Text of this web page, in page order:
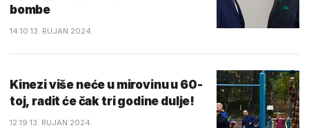
bombe
14:10 13. RUJAN 2024.
Kinezi više neće u mirovinu u 60-
toj, radit će čak tri godine dulje!
12:19 13. RUJAN 2024.